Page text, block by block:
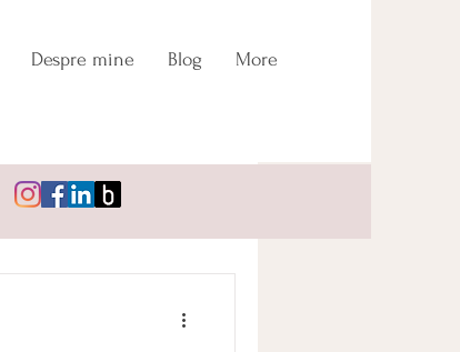
Despre mine Blog More
Conectează-te/Înregistrează-te